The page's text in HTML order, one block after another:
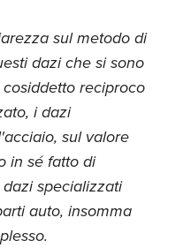
sul metodo di
dazi che si sono
reciproco
i dazi
sul valore
in sé fatto di
specializzati
auto, insomma